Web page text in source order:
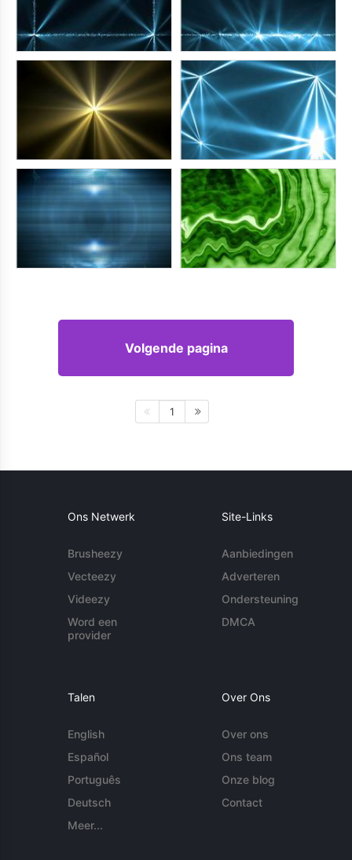
Volgende pagina
1
Ons Netwerk
Brusheezy
Vecteezy
Videezy
Word een
provider
Site-Links
Aanbiedingen
Adverteren
Ondersteuning
DMCA
Talen
English
Español
Português
Deutsch
Meer...
Over Ons
Over ons
Ons team
Onze blog
Contact